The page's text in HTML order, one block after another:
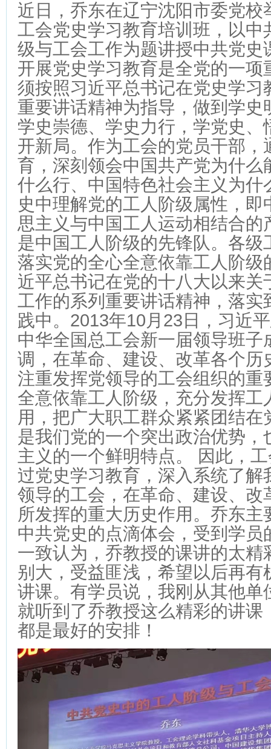
近日，乔东在辽宁沈阳市委党校
工会党史学习教育培训班，以中
级与工会工作为题讲授中共党史
开展党史学习教育是全党的一项
须按照习近平总书记在党史学习
重要讲话精神为指导，做到学史
学史崇德、学史力行，学党史、
开新局。作为工会的党员干部，
育，深刻领会中国共产党为什么
什么行、中国特色社会主义为什
史中理解党的工人阶级属性，即
思主义与中国工人运动相结合的
是中国工人阶级的先锋队。各级
落实党的全心全意依靠工人阶级
近平总书记在党的十八大以来关
工作的系列重要讲话精神，落实
践中。2013年10月23日，习近
中华全国总工会新一届领导班子
调，在革命、建设、改革各个历
注重发挥党领导的工会组织的重
全意依靠工人阶级，充分发挥工
用，把广大职工群众紧紧团结在
是我们党的一个突出政治优势，
主义的一个鲜明特点。 因此，
过党史学习教育，深入系统了解
领导的工会，在革命、建设、改
所发挥的重大历史作用。 乔东主
中共党史的点滴体会，受到学员
一致认为，乔教授的课讲的太精
别大，受益匪浅，希望以后再有
讲课。有学员说，我刚从其他单
就听到了乔教授这么精彩的讲课
都是最好的安排！